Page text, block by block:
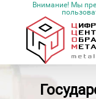
Внимание! Мы